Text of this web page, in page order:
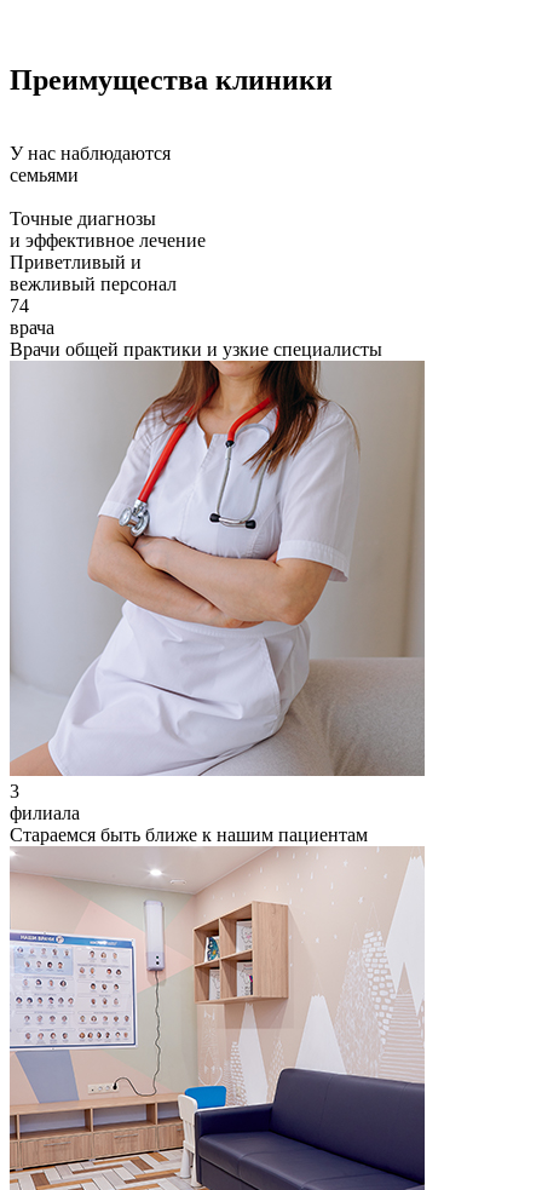
Преимущества клиники
У нас наблюдаются
семьями
Точные диагнозы
и эффективное лечение
Приветливый и
вежливый персонал
74
врача
Врачи общей практики и узкие специалисты
3
филиала
Стараемся быть ближе к нашим пациентам